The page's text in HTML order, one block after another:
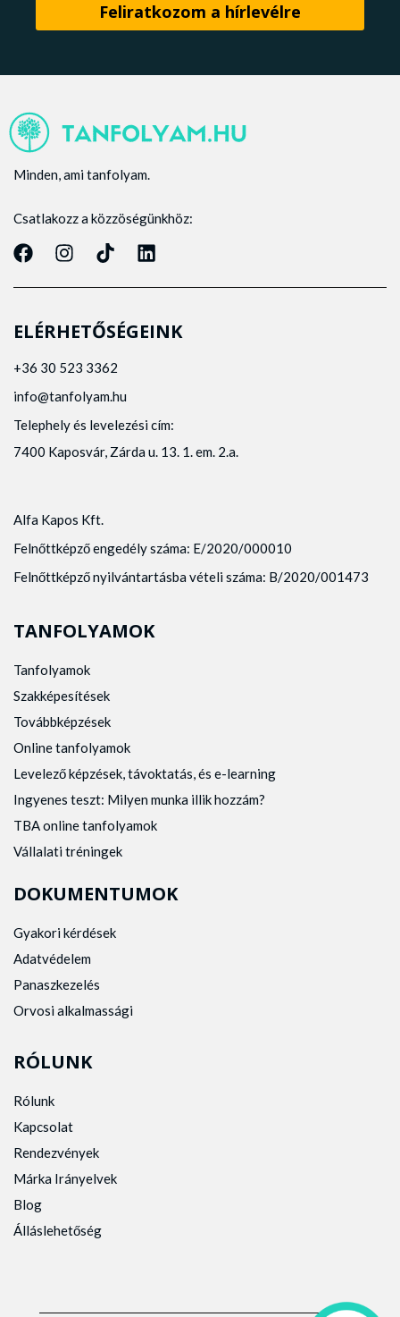
Minden, ami tanfolyam.
Csatlakozz a közzöségünkhöz:
ELÉRHETŐSÉGEINK
+36 30 523 3362
info@tanfolyam.hu
Telephely és levelezési cím:
7400 Kaposvár, Zárda u. 13. 1. em. 2.a.
Alfa Kapos Kft.
Felnőttképző engedély száma: E/2020/000010
Felnőttképző nyilvántartásba vételi száma: B/2020/001473
TANFOLYAMOK
Tanfolyamok
Szakképesítések
Továbbképzések
Online tanfolyamok
Levelező képzések, távoktatás, és e-learning
Ingyenes teszt: Milyen munka illik hozzám?
TBA online tanfolyamok
Vállalati tréningek
DOKUMENTUMOK
Gyakori kérdések
Adatvédelem
Panaszkezelés
Orvosi alkalmassági
RÓLUNK
Rólunk
Kapcsolat
Rendezvények
Márka Irányelvek
Blog
Álláslehetőség